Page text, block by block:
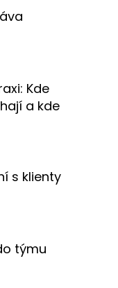
Kde
a kde
s klienty
týmu